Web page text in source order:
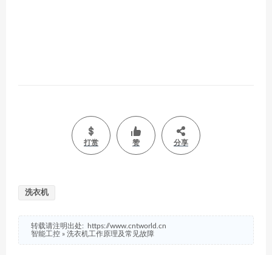
打赏 赞 分享
洗衣机
转载请注明出处:
https://www.cntworld.cn
智能工控 » 洗衣机工作原理及常见故障